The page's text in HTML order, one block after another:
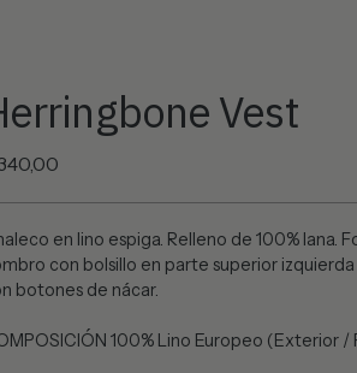
Vest
en lino espiga. Relleno de 100% lana.
con bolsillo en parte superior
botones de nácar.
100% Lino Europeo (Exterior /